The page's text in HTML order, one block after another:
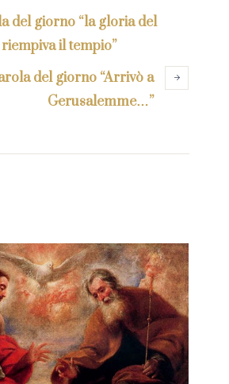
del giorno “la gloria del
il tempio”
del giorno “Arrivò a
Gerusalemme…”